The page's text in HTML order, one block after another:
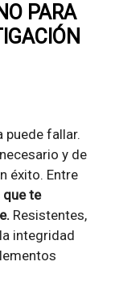
PARA
puede fallar.
y de
éxito. Entre
te
Resistentes,
integridad